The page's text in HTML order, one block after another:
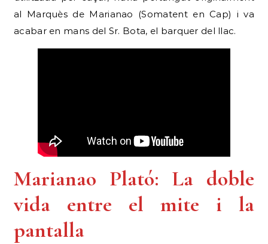
al Marquès de Marianao (Somatent en Cap) i va
acabar en mans del Sr. Bota, el barquer del llac.
Marianao Plató: La doble
vida entre el mite i la
pantalla